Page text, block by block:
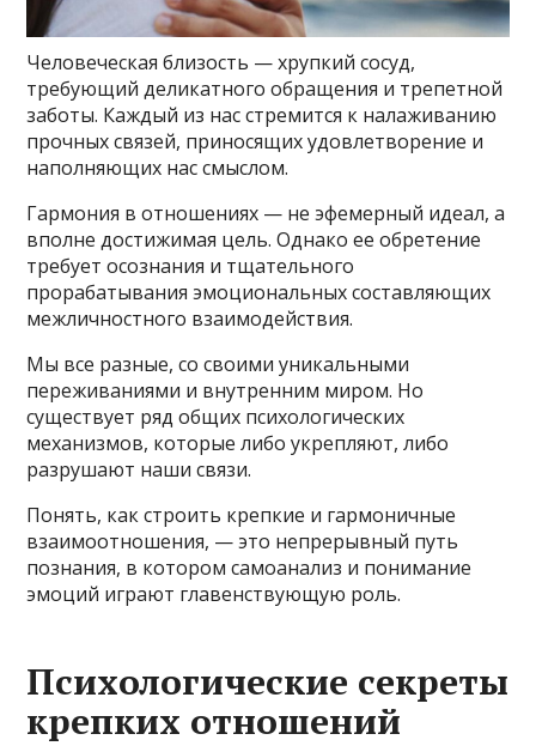
Человеческая близость — хрупкий сосуд,
требующий деликатного обращения и трепетной
заботы. Каждый из нас стремится к налаживанию
прочных связей, приносящих удовлетворение и
наполняющих нас смыслом.
Гармония в отношениях — не эфемерный идеал, а
вполне достижимая цель. Однако ее обретение
требует осознания и тщательного
прорабатывания эмоциональных составляющих
межличностного взаимодействия.
Мы все разные, со своими уникальными
переживаниями и внутренним миром. Но
существует ряд общих психологических
механизмов, которые либо укрепляют, либо
разрушают наши связи.
Понять, как строить крепкие и гармоничные
взаимоотношения, — это непрерывный путь
познания, в котором самоанализ и понимание
эмоций играют главенствующую роль.
Психологические секреты
крепких отношений